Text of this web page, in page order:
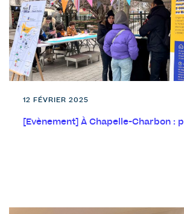
12 FÉVRIER 2025
[Evènement] À Chapelle-Charbon :